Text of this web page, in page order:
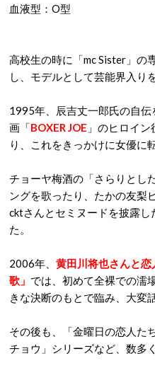
血液型： O型
高校生の時に「mc Sister 」の
し、モデルとして芸能界入り
1995年、辰吉丈一郎氏の自
画「BOXER JOE 」のヒロイ
り、これをきっかけに女優に転
チョーヤ梅酒の「さらりとし
ングを歌ったり、たかの友梨
cktさんとセミヌードを披露し
た。
2006年、 黄田川将也さんと
歌」 では、初めて全裸での濡
きな決断のもとで臨み、大変
その後も、「金曜日の恋人た
チョウ」シリーズなど、数多